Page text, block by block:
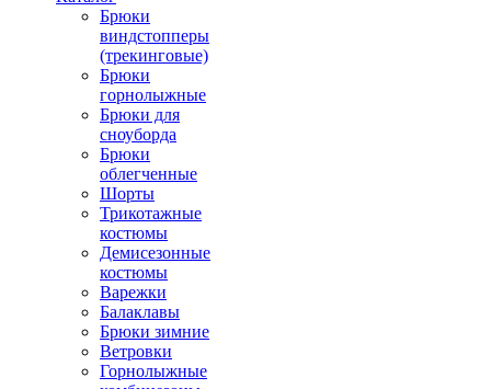
Брюки
виндстопперы
(трекинговые)
Брюки
горнолыжные
Брюки для
сноуборда
Брюки
облегченные
Шорты
Трикотажные
костюмы
Демисезонные
костюмы
Варежки
Балаклавы
Брюки зимние
Ветровки
Горнолыжные